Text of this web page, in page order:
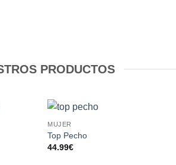
PRODUCTOS
MUJER
Top Pecho
44.99€